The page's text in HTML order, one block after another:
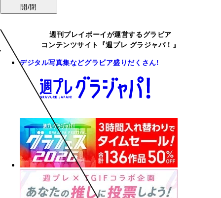
開/閉
週刊プレイボーイが運営するグラビア
コンテンツサイト『週プレ グラジャパ！』
デジタル写真集などグラビア盛りだくさん!